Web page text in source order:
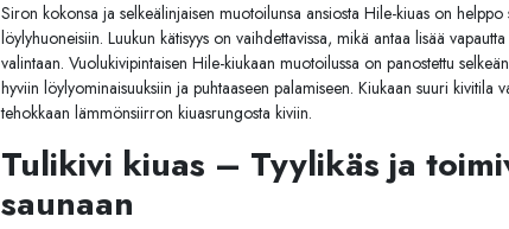
Siron kokonsa ja selkeälinjaisen muotoilunsa ansiosta Hile-kiuas on
löylyhuoneisiin. Luukun kätisyys on vaihdettavissa, mikä antaa lisää
valintaan. Vuolukivipintaisen Hile-kiukaan muotoilussa on panostettu
hyviin löylyominaisuuksiin ja puhtaaseen palamiseen. Kiukaan suuri kivitila
tehokkaan lämmönsiirron kiuasrungosta kiviin.
Tulikivi kiuas – Tyylikäs ja
saunaan